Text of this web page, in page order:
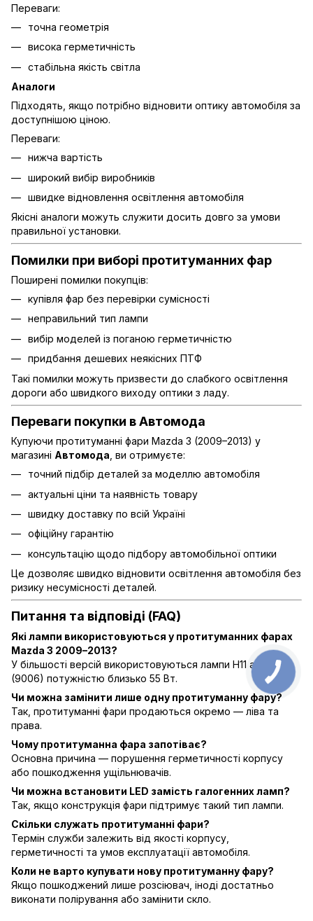
Переваги:
точна геометрія
висока герметичність
стабільна якість світла
Аналоги
Підходять, якщо потрібно відновити оптику автомобіля за
доступнішою ціною.
Переваги:
нижча вартість
широкий вибір виробників
швидке відновлення освітлення автомобіля
Якісні аналоги можуть служити досить довго за умови
правильної установки.
Помилки при виборі протитуманних фар
Поширені помилки покупців:
купівля фар без перевірки сумісності
неправильний тип лампи
вибір моделей із поганою герметичністю
придбання дешевих неякісних ПТФ
Такі помилки можуть призвести до слабкого освітлення
дороги або швидкого виходу оптики з ладу.
Переваги покупки в Автомода
Купуючи протитуманні фари Mazda 3 (2009–2013) у
магазині Автомода , ви отримуєте:
точний підбір деталей за моделлю автомобіля
актуальні ціни та наявність товару
швидку доставку по всій Україні
офіційну гарантію
консультацію щодо підбору автомобільної оптики
Це дозволяє швидко відновити освітлення автомобіля без
ризику несумісності деталей.
Питання та відповіді (FAQ)
Які лампи використовуються у протитуманних фарах
Mazda 3 2009–2013?
У більшості версій використовуються лампи H11 або HB4
(9006) потужністю близько 55 Вт.
Чи можна замінити лише одну протитуманну фару?
Так, протитуманні фари продаються окремо — ліва та
права.
Чому протитуманна фара запотіває?
Основна причина — порушення герметичності корпусу
або пошкодження ущільнювачів.
Чи можна встановити LED замість галогенних ламп?
Так, якщо конструкція фари підтримує такий тип лампи.
Скільки служать протитуманні фари?
Термін служби залежить від якості корпусу,
герметичності та умов експлуатації автомобіля.
Коли не варто купувати нову протитуманну фару?
Якщо пошкоджений лише розсіювач, іноді достатньо
виконати полірування або замінити скло.